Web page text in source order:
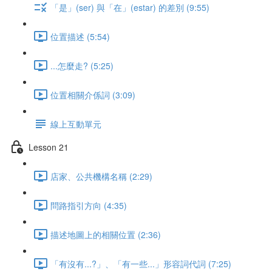
「是」(ser) 與「在」(estar) 的差別 (9:55)
位置描述 (5:54)
...怎麼走? (5:25)
位置相關介係詞 (3:09)
線上互動單元
Lesson 21
店家、公共機構名稱 (2:29)
問路指引方向 (4:35)
描述地圖上的相關位置 (2:36)
「有沒有...?」、「有一些...」形容詞代詞 (7:25)